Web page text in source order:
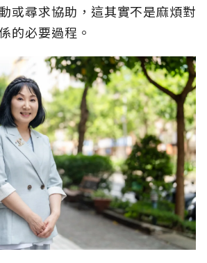
或尋求協助，這其實不是麻煩對
的必要過程。